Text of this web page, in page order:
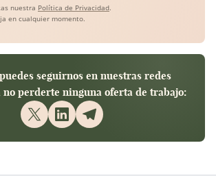
nuestra Política de Privacidad.
en cualquier momento.
seguirnos en nuestras redes
no perderte ninguna oferta de trabajo: